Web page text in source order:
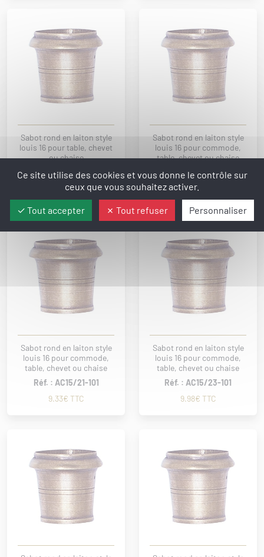
Sabot rond en laiton style
louis 16 pour table, chevet
ou chaise
Réf. : AC15/17-101
11.51€ TTC
Sabot rond en laiton style
louis 16 pour commode,
table, chevet ou chaise
Réf. : AC15/19-101
10.93€ TTC
Sabot rond en laiton style
louis 16 pour commode,
table, chevet ou chaise
Réf. : AC15/21-101
9.33€ TTC
Sabot rond en laiton style
louis 16 pour commode,
table, chevet ou chaise
Réf. : AC15/23-101
9.98€ TTC
Ce site utilise des cookies et vous donne le contrôle sur
ceux que vous souhaitez activer.
Tout accepter Tout refuser Personnaliser